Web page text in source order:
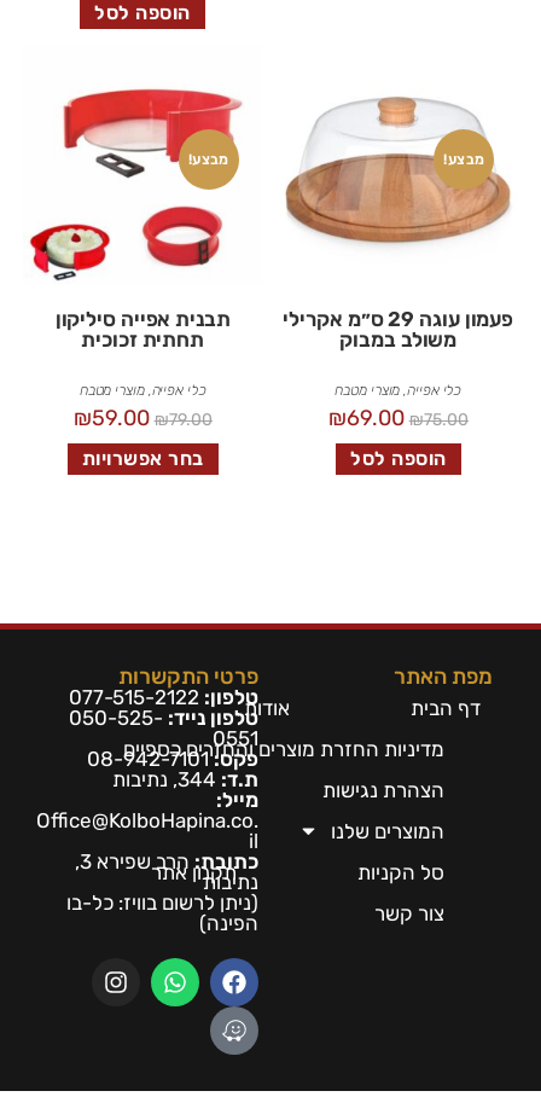
הוספה לסל
מבצע!
פעמון עוגה 29 ס״מ אקרילי
משולב במבוק
כלי אפייה, מוצרי מטבח
₪75.00
₪69.00
הוספה לסל
מבצע!
תבנית אפייה סיליקון
תחתית זכוכית
כלי אפייה,מוצרי מטבח
₪79.00
₪59.00
בחר אפשרויות
מפת האתר
דף הבית
אודות
מדיניות החזרת מוצרים והחזרים כספיים
הצהרת נגישות
המוצרים שלנו
סל הקניות
תקנון אתר
צור קשר
פרטי התקשרות
טלפון: 077-515-2122
טלפון נייד: 050-525-
0551
פקס:08-942-7101
ת.ד:
מייל:
Office@KolboHapina.co.
il
כתובת:
הרב שפירא 3,
נתיבות
(ניתן לרשום בוויז: כל-בו
הפינה)